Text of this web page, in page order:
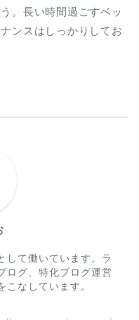
。長い時間過ごすベッ
ンスはしっかりしてお
して働いています。ラ
ログ、特化ブログ運営
こなしています。